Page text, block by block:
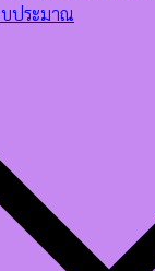
ประมาณ